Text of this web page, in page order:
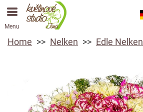
Menu
Home Nelken Edle Nelken